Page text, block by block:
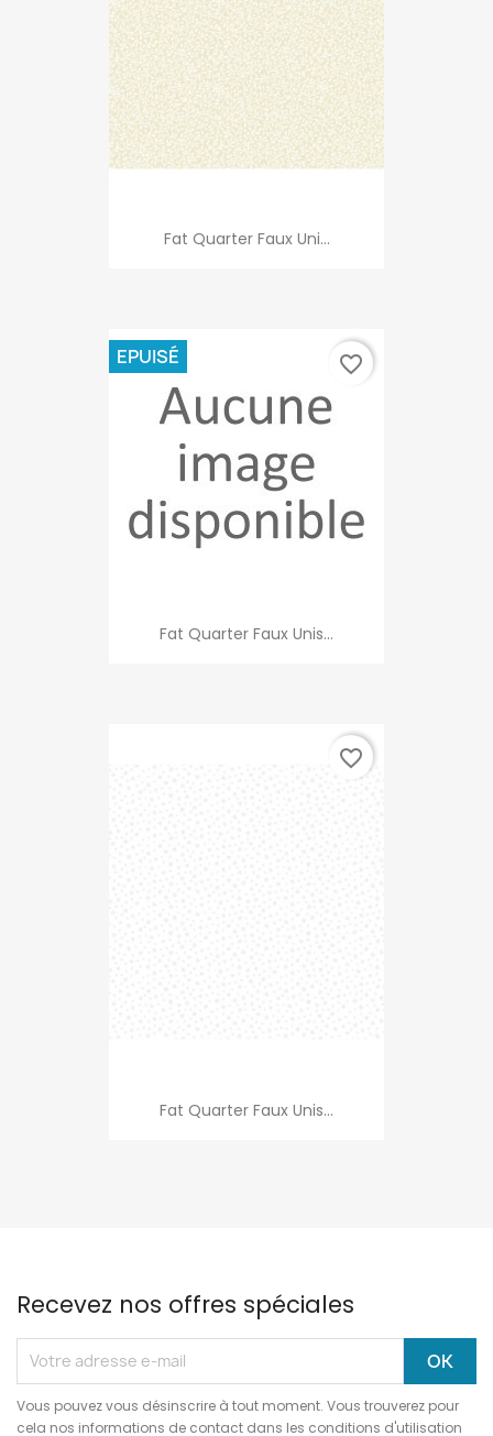
Fat Quarter Faux Uni...
Fat Quarter Faux Unis...
EPUISÉ favorite_border
Fat Quarter Faux Unis...
favorite_border
Recevez nos offres spéciales
Vous pouvez vous désinscrire à tout moment. Vous trouverez pour
cela nos informations de contact dans les conditions d'utilisation